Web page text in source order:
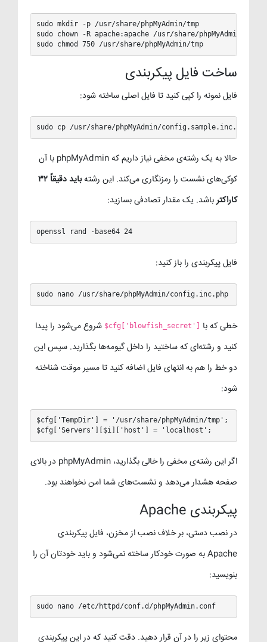
sudo mkdir -p /usr/share/phpMyAdmin/tmp
sudo chown -R apache:apache /usr/share/phpMyAdmin
sudo chmod 750 /usr/share/phpMyAdmin/tmp
ساخت فایل پیکربندی
فایل نمونه را کپی کنید تا فایل اصلی ساخته شود:
sudo cp /usr/share/phpMyAdmin/config.sample.inc.php /
حالا به یک رشته‌ی مخفی نیاز داریم که phpMyAdmin با آن
کوکی‌های نشست را رمزنگاری می‌کند. این رشته
باید دقیقاً ۳۲
کاراکترباشد. یک مقدار تصادفی بسازید:
openssl rand -base64 24
فایل پیکربندی را باز کنید:
sudo nano /usr/share/phpMyAdmin/config.inc.php
خطی که با $cfg['blowfish_secret'] شروع می‌شود را پیدا
کنید و رشته‌ای که ساختید را داخل گیومه‌ها بگذارید. سپس این
دو خط را هم به انتهای فایل اضافه کنید تا مسیر موقت شناخته
شود:
$cfg['TempDir'] = '/usr/share/phpMyAdmin/tmp';
$cfg['Servers'][$i]['host'] = 'localhost';
اگر این رشته‌ی مخفی را خالی بگذارید، phpMyAdmin در بالای
صفحه هشدار می‌دهد و نشست‌های شما امن نخواهند بود.
پیکربندی Apache
در نصب دستی، بر خلاف نصب از مخزن، فایل پیکربندی
Apache به صورت خودکار ساخته نمی‌شود و باید خودتان آن را
بنویسید:
sudo nano /etc/httpd/conf.d/phpMyAdmin.conf
محتوای زیر را در آن قرار دهید. دقت کنید که در این پیکربندی